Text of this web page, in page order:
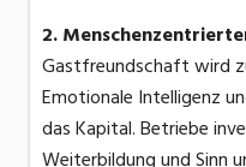
2.
Gastfreundschaft wird
Emotionale Intelligenz
das Kapital. Betriebe
Weiterbildung und Sinn